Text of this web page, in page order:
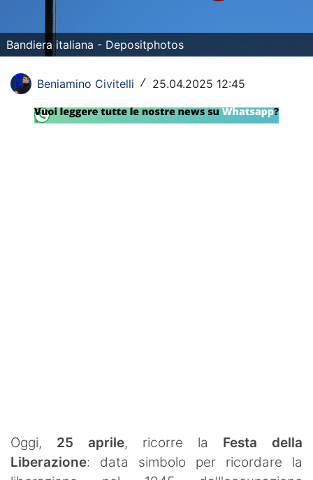
Altri Sport
Formula 1
Tennis
Bandiera italiana - Depositphotos
Beniamino Civitelli / 25.04.2025 12:45
Oggi, 25 aprile, ricorre la Festa della
Liberazione: data simbolo per ricordare la